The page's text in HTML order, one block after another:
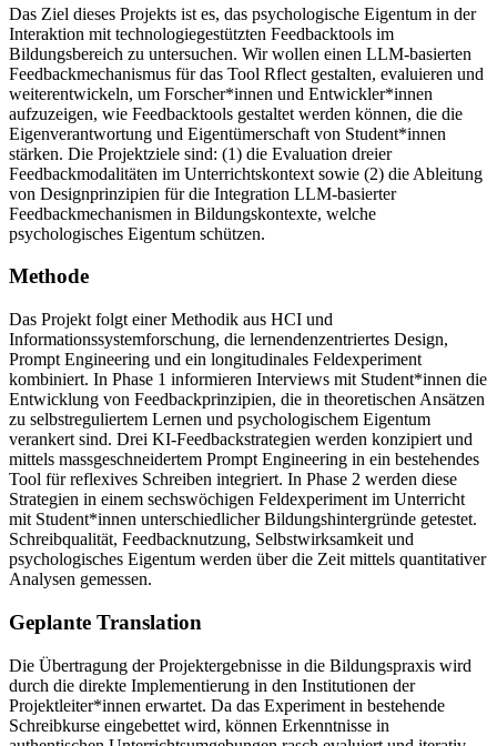
Das Ziel dieses Projekts ist es, das psychologische Eigentum in der
Interaktion mit technologiegestützten Feedbacktools im
Bildungsbereich zu untersuchen. Wir wollen einen LLM-basierten
Feedbackmechanismus für das Tool Rflect gestalten, evaluieren und
weiterentwickeln, um Forscher*innen und Entwickler*innen
aufzuzeigen, wie Feedbacktools gestaltet werden können, die die
Eigenverantwortung und Eigentümerschaft von Student*innen
stärken. Die Projektziele sind: (1) die Evaluation dreier
Feedbackmodalitäten im Unterrichtskontext sowie (2) die Ableitung
von Designprinzipien für die Integration LLM-basierter
Feedbackmechanismen in Bildungskontexte, welche
psychologisches Eigentum schützen.
Methode
Das Projekt folgt einer Methodik aus HCI und
Informationssystemforschung, die lernendenzentriertes Design,
Prompt Engineering und ein longitudinales Feldexperiment
kombiniert. In Phase 1 informieren Interviews mit Student*innen die
Entwicklung von Feedbackprinzipien, die in theoretischen Ansätzen
zu selbstreguliertem Lernen und psychologischem Eigentum
verankert sind. Drei KI-Feedbackstrategien werden konzipiert und
mittels massgeschneidertem Prompt Engineering in ein bestehendes
Tool für reflexives Schreiben integriert. In Phase 2 werden diese
Strategien in einem sechswöchigen Feldexperiment im Unterricht
mit Student*innen unterschiedlicher Bildungshintergründe getestet.
Schreibqualität, Feedbacknutzung, Selbstwirksamkeit und
psychologisches Eigentum werden über die Zeit mittels quantitativer
Analysen gemessen.
Geplante Translation
Die Übertragung der Projektergebnisse in die Bildungspraxis wird
durch die direkte Implementierung in den Institutionen der
Projektleiter*innen erwartet. Da das Experiment in bestehende
Schreibkurse eingebettet wird, können Erkenntnisse in